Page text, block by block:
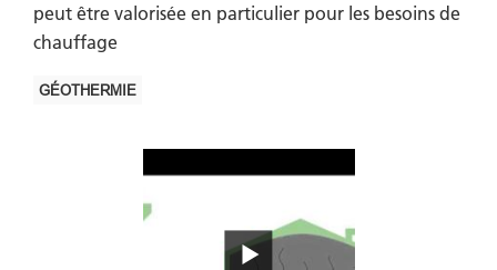
peut être valorisée en particulier pour les besoins de
chauffage
GÉOTHERMIE